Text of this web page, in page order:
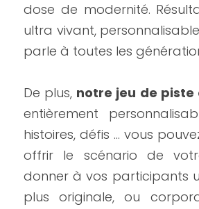
dose de modernité.
ultra vivant,
parle à toutes les
De plus, notre jeu de piste
entièrement
histoires, défis … vous
offrir le scénario de
donner à vos participants
plus originale, ou